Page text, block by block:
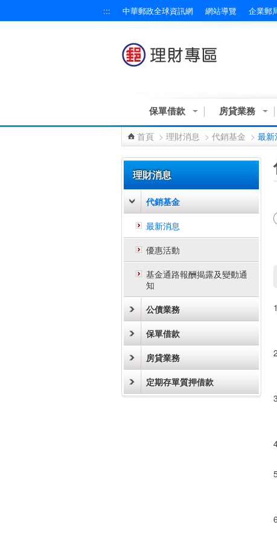
::: 中華郵政全球資訊網 網站導覽 企業郵
保單借款 房貸業務
首頁 > 理財消息 > 代銷基金 > 最新
理財消息
代銷基金
最新消息
優惠活動
基金通路報酬揭露及變動通
知
公債業務
保單借款
房貸業務
定期存單質押借款